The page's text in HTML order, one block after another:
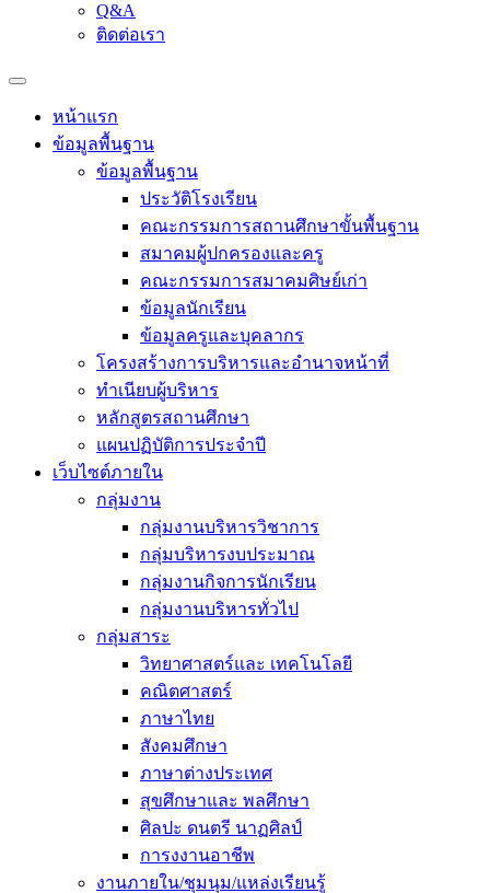
Q&A
ติดต่อเรา
หน้าแรก
ข้อมูลพื้นฐาน
ข้อมูลพื้นฐาน
ประวัติโรงเรียน
คณะกรรมการสถานศึกษาขั้นพื้นฐาน
สมาคมผู้ปกครองและครู
คณะกรรมการสมาคมศิษย์เก่า
ข้อมูลนักเรียน
ข้อมูลครูและบุคลากร
โครงสร้างการบริหารและอำนาจหน้าที่
ทำเนียบผู้บริหาร
หลักสูตรสถานศึกษา
แผนปฏิบัติการประจำปี
เว็บไซต์ภายใน
กลุ่มงาน
กลุ่มงานบริหารวิชาการ
กลุ่มบริหารงบประมาณ
กลุ่มงานกิจการนักเรียน
กลุ่มงานบริหารทั่วไป
กลุ่มสาระ
วิทยาศาสตร์และ เทคโนโลยี
คณิตศาสตร์
ภาษาไทย
สังคมศึกษา
ภาษาต่างประเทศ
สุขศึกษาและ พลศึกษา
ศิลปะ ดนตรี นาฏศิลป์
การงงานอาชีพ
งานภายใน/ชุมนุม/แหล่งเรียนรู้